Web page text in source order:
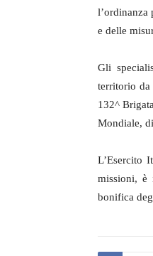
l’ordinanza
e delle
Gli
territorio da
132^
Mondiale,
L’Esercito
missioni, è
bonifica